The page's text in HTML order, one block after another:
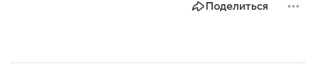
Поделиться